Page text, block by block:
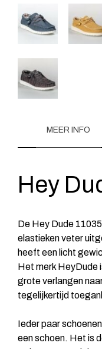
MEER INFO
Hey
De Hey Dude
elastieken veter
heeft een licht
Het merk HeyDude
grote verlangen
tegelijkertijd
Ieder paar
een schoen. Het is